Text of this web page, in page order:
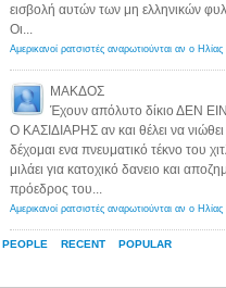
PEOPLE RECENT POPULAR
εισβολή αυτών των μη ελληνικών
Οι...
ΜΑΚΔΟΣ
Έχουν απόλυτο δίκιο ΔΕΝ
Ο ΚΑΣΙΔΙΑΡΗΣ αν και θέλει να νιώθει
δέχομαι ενα πνευματικό τέκνο του
μιλάει για κατοχικό δανειο και
πρόεδρος του...